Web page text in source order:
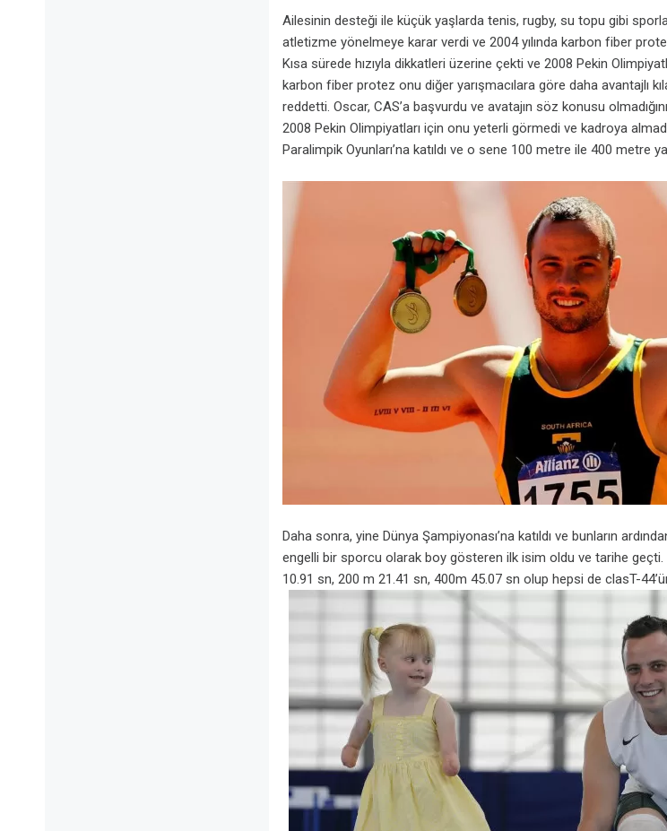
Ailesinin desteği ile küçük yaşlarda tenis, rugby, su topu gibi
atletizme yönelmeye karar verdi ve 2004 yılında karbon fiber
Kısa sürede hızıyla dikkatleri üzerine çekti ve 2008 Pekin
karbon fiber protez onu diğer yarışmacılara göre daha avantajlı
reddetti. Oscar, CAS’a başvurdu ve avatajın söz konusu
2008 Pekin Olimpiyatları için onu yeterli görmedi ve kadroya
Paralimpik Oyunları’na katıldı ve o sene 100 metre ile 400 metre
Daha sonra, yine Dünya Şampiyonası’na katıldı ve bunların
engelli bir sporcu olarak boy gösteren ilk isim oldu ve tarihe
10.91 sn, 200 m 21.41 sn, 400m 45.07 sn olup hepsi de clasT-